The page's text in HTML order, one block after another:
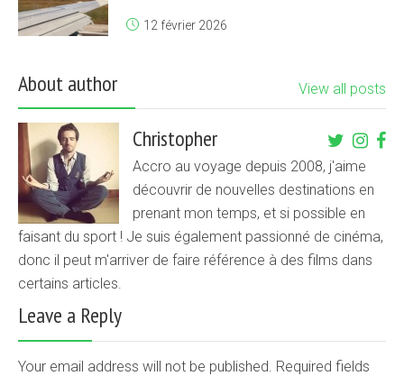
12 février 2026
About author View all posts
Christopher
Accro au voyage depuis 2008, j'aime
découvrir de nouvelles destinations en
prenant mon temps, et si possible en
faisant du sport ! Je suis également passionné de cinéma,
donc il peut m'arriver de faire référence à des films dans
certains articles.
Leave a Reply
Your email address will not be published. Required fields